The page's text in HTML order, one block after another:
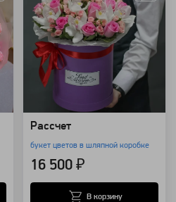
Рассчет
букет цветов в шляпной коробке
16 500 ₽
В корзину